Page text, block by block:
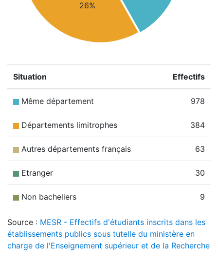
26%
Situation Effectifs
Même département 978
Départements limitrophes 384
Autres départements français 63
Etranger 30
Non bacheliers 9
Source : MESR - Effectifs d'étudiants inscrits dans les
établissements publics sous tutelle du ministère en
charge de l'Enseignement supérieur et de la Recherche